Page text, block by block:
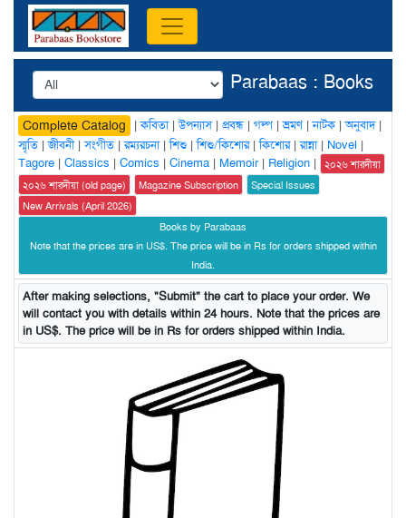
Parabaas : Books
Complete Catalog |কবিতা|উপন্যাস| প্রবন্ধ | গল্প |ভ্রমণ|নাটক |অনুবাদ|
স্মৃতি |জীবনী|সংগীত |রম্যরচনা|শিশু |শিশু/কিশোর|কিশোর|রান্না| Novel |
Tagore | Classics | Comics | Cinema | Memoir| Religion |
২০২৬ শারদীয়া
২০২৬ শারদীয়া (old page)
Magazine Subscription
Special Issues
New Arrivals (April 2026)
Books by Parabaas
Note that the prices are in US$. The price will be in Rs for orders shipped within
India.
After making selections, "Submit" the cart to place your order. We
will contact you with details within 24 hours. Note that the prices are
in US$. The price will be in Rs for orders shipped within India.